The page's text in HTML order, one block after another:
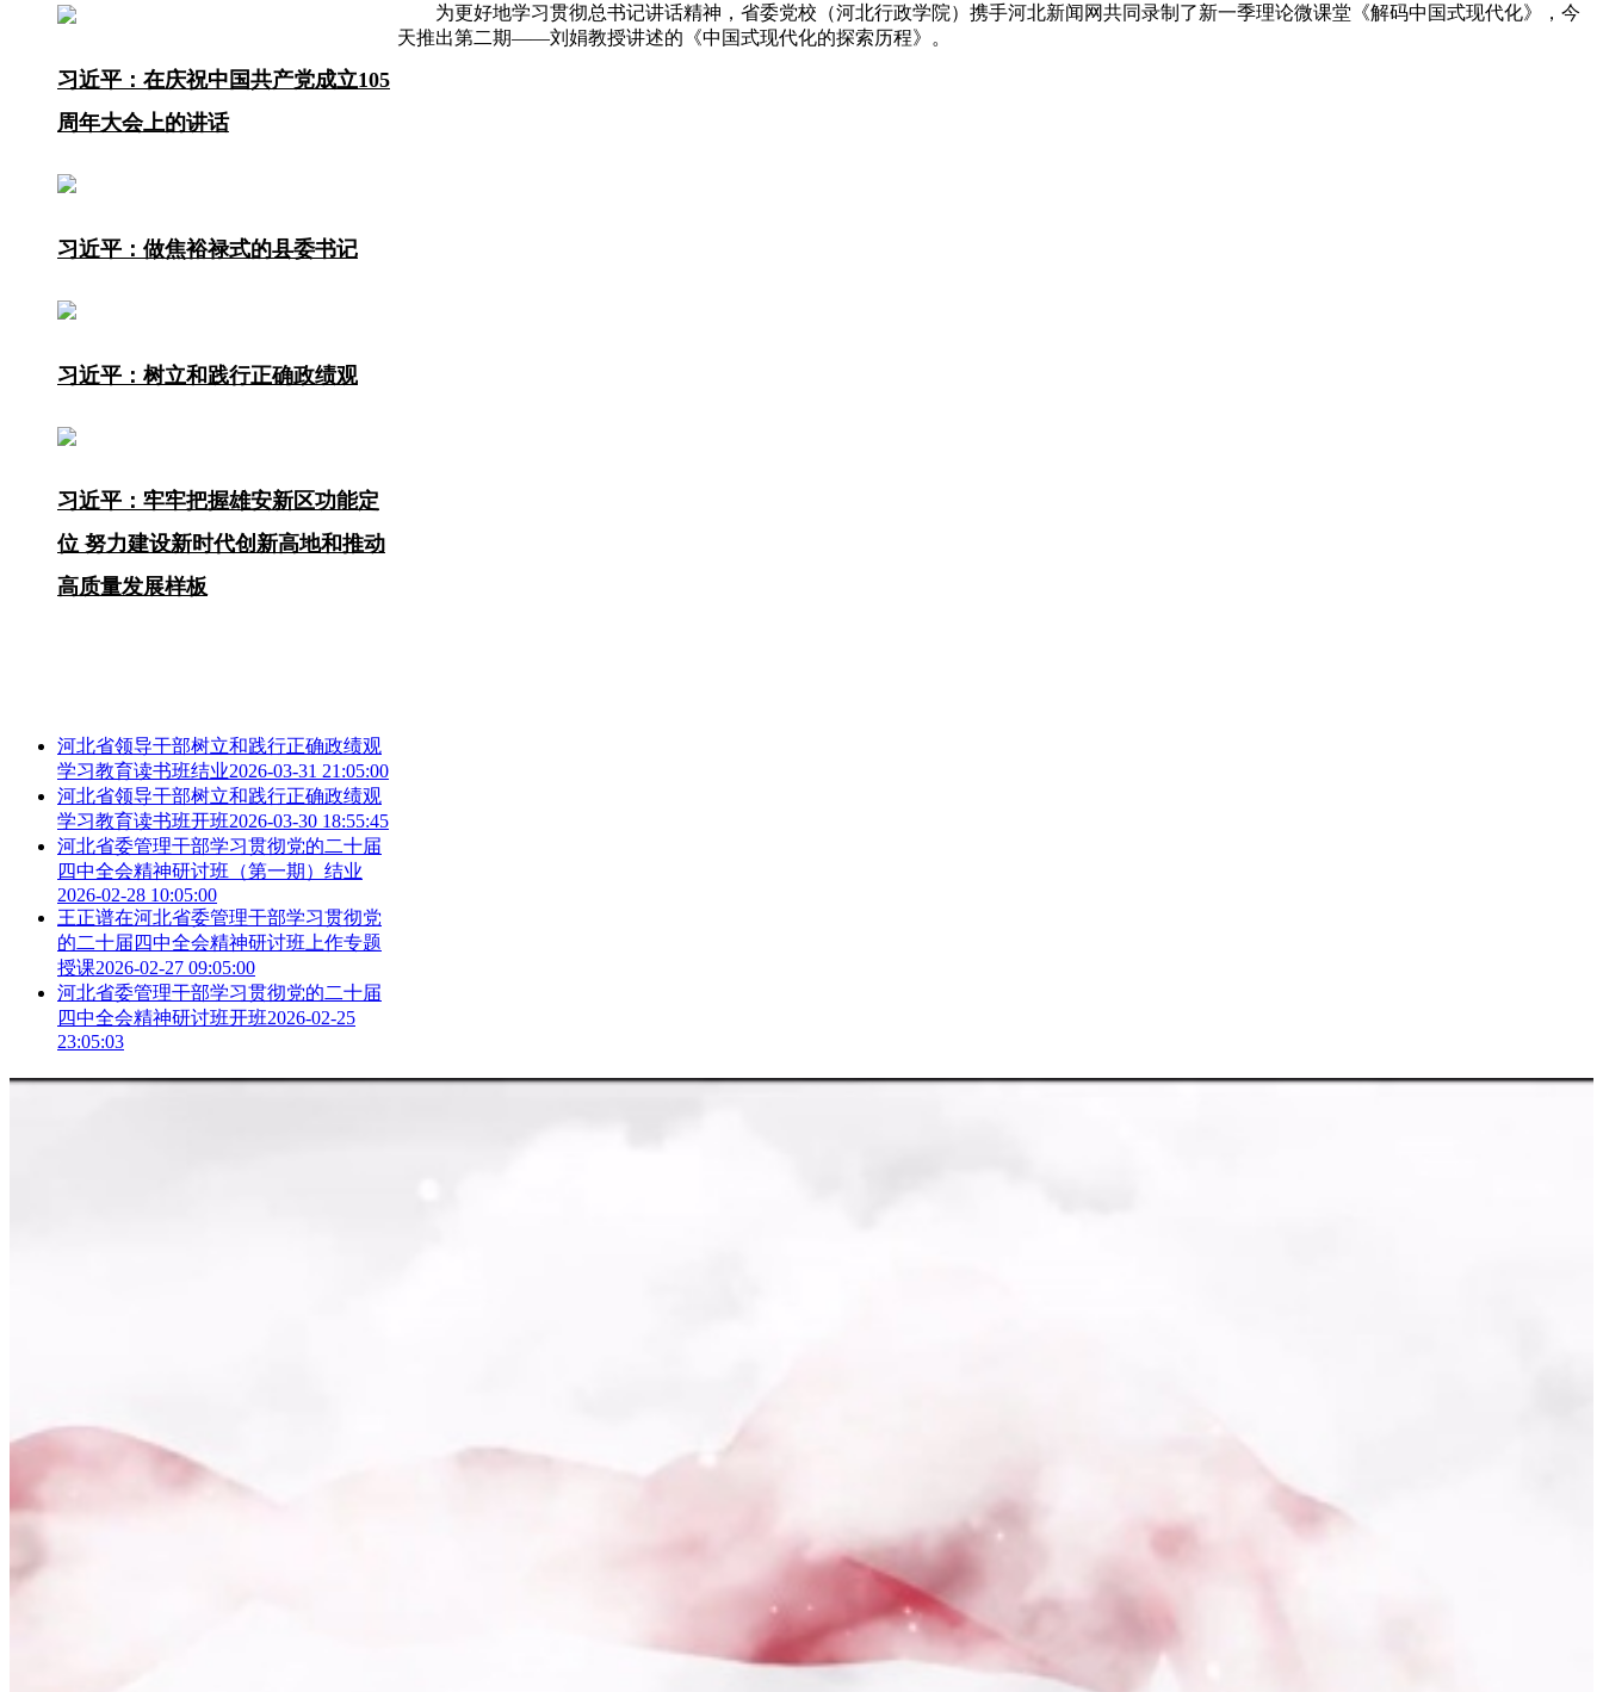
习近平：在庆祝中国共产党成立105
周年大会上的讲话
习近平：做焦裕禄式的县委书记
习近平：树立和践行正确政绩观
习近平：牢牢把握雄安新区功能定
位 努力建设新时代创新高地和推动
高质量发展样板
河北省领导干部树立和践行正确政绩观
学习教育读书班结业2026-03-31 21:05:00
河北省领导干部树立和践行正确政绩观
学习教育读书班开班2026-03-30 18:55:45
河北省委管理干部学习贯彻党的二十届
四中全会精神研讨班（第一期）结业
2026-02-28 10:05:00
王正谱在河北省委管理干部学习贯彻党
的二十届四中全会精神研讨班上作专题
授课2026-02-27 09:05:00
河北省委管理干部学习贯彻党的二十届
四中全会精神研讨班开班2026-02-25
23:05:03
为更好地学习贯彻总书记讲话精神，省委党校（河北行政学院）携手河北新闻网共同录制了新一季理论微课堂《解码中国式现代化》，今
天推出第二期——刘娟教授讲述的《中国式现代化的探索历程》。